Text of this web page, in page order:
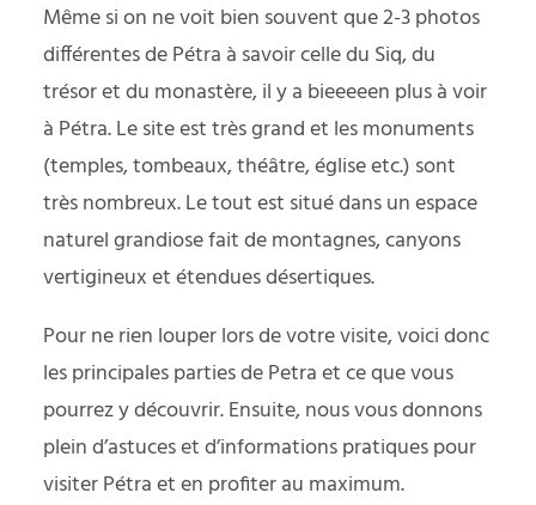
Même si on ne voit bien souvent que 2-3 photos
différentes de Pétra à savoir celle du Siq, du
trésor et du monastère, il y a bieeeeen plus à voir
à Pétra. Le site est très grand et les monuments
(temples, tombeaux, théâtre, église etc.) sont
très nombreux. Le tout est situé dans un espace
naturel grandiose fait de montagnes, canyons
vertigineux et étendues désertiques.
Pour ne rien louper lors de votre visite, voici donc
les principales parties de Petra et ce que vous
pourrez y découvrir. Ensuite, nous vous donnons
plein d’astuces et d’informations pratiques pour
visiter Pétra et en profiter au maximum.